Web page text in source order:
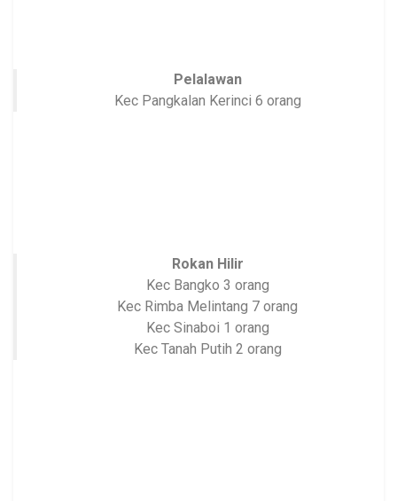
Pelalawan
Kec Pangkalan Kerinci 6 orang
Rokan Hilir
Kec Bangko 3 orang
Kec Rimba Melintang 7 orang
Kec Sinaboi 1 orang
Kec Tanah Putih 2 orang